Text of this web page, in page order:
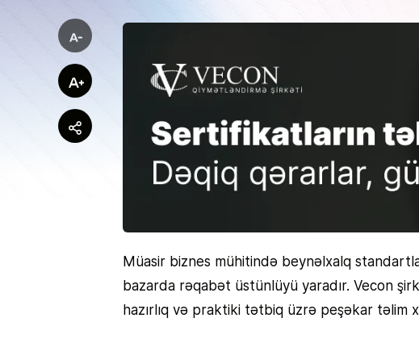
Müasir biznes mühitində beynəlxalq
bazarda rəqabət üstünlüyü yaradır. Vecon
hazırlıq və praktiki tətbiq üzrə peşəkar təlim